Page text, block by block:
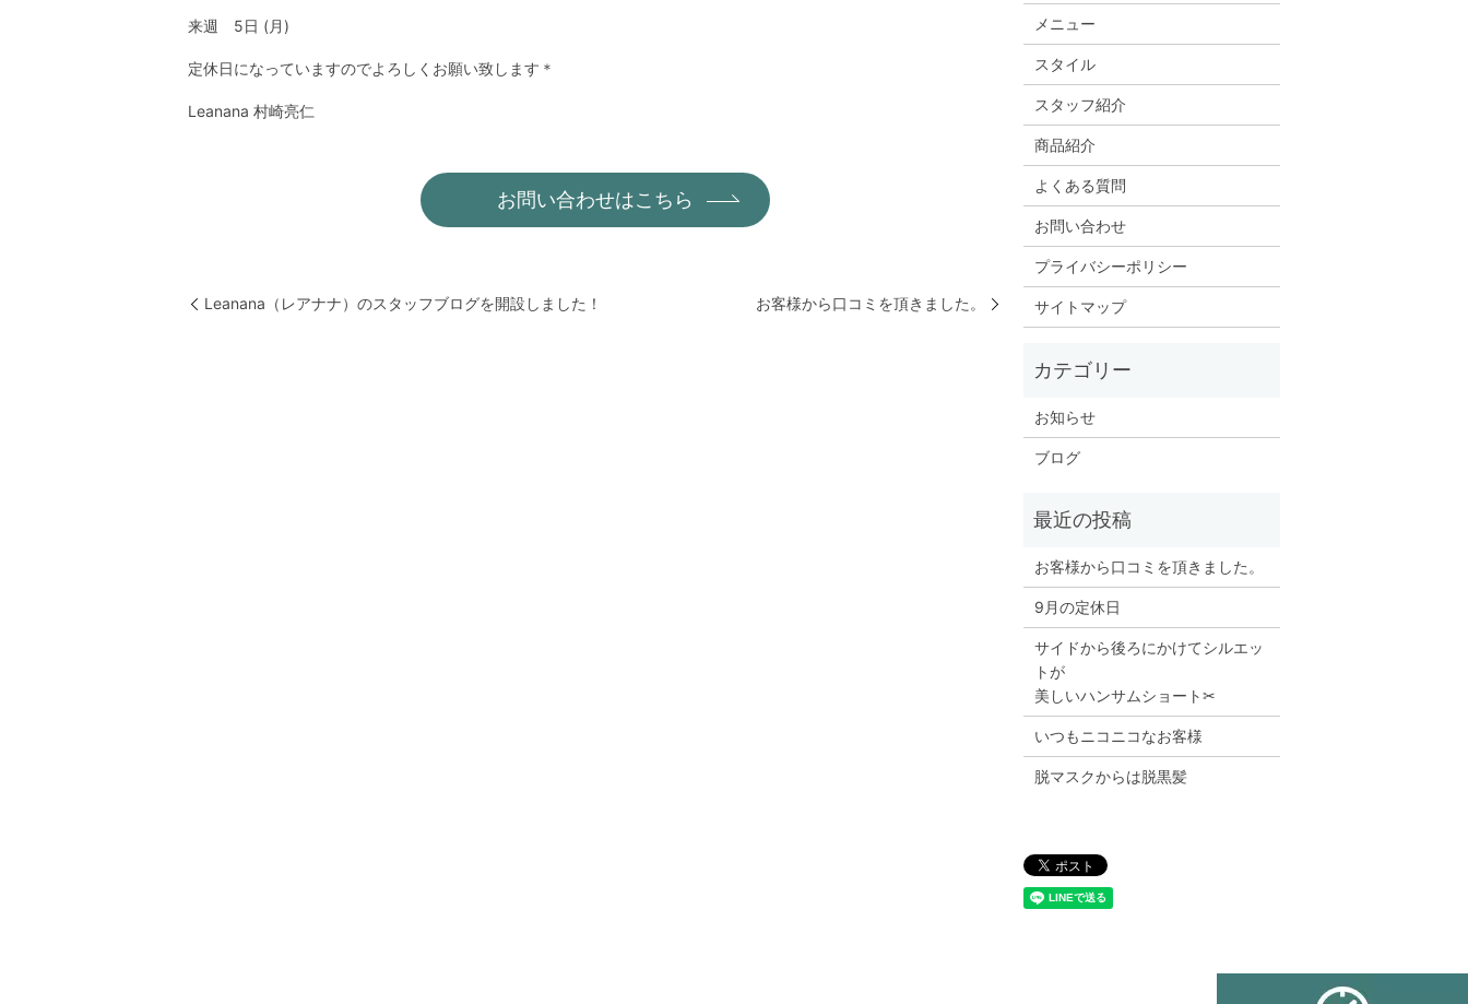
来週 5日 (月)
定休日になっていますのでよろしくお願い致します＊
Leanana 村崎亮仁
お問い合わせはこちら
Leanana（レアナナ）のスタッフブログを開設しました！ お客様から口コミを頂きました。
メニュー
スタイル
スタッフ紹介
商品紹介
よくある質問
お問い合わせ
プライバシーポリシー
サイトマップ
お知らせ
ブログ
お客様から口コミを頂きました。
9月の定休日
サイドから後ろにかけてシルエッ
トが
美しいハンサムショート✂︎
いつもニコニコなお客様
脱マスクからは脱黒髪